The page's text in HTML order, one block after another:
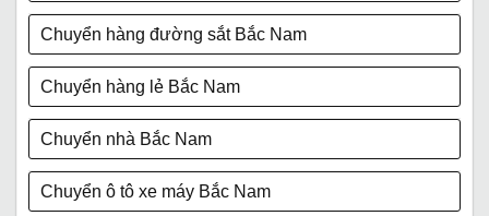
Chuyển hàng đường sắt Bắc Nam
Chuyển hàng lẻ Bắc Nam
Chuyển nhà Bắc Nam
Chuyển ô tô xe máy Bắc Nam